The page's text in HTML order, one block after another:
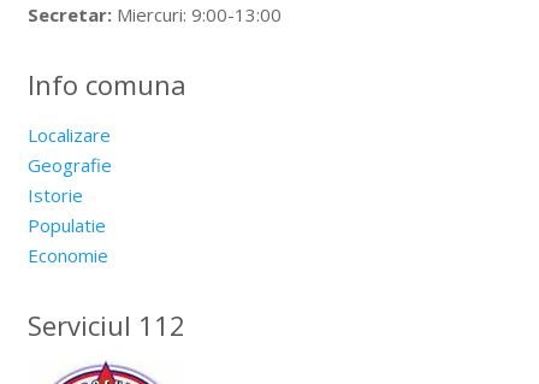
Secretar:Miercuri: 9:00-13:00
Info comuna
Localizare
Geografie
Istorie
Populatie
Economie
Serviciul 112